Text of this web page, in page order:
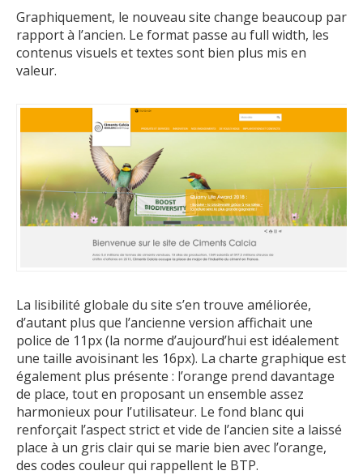
Graphiquement, le nouveau site change beaucoup par
rapport à l’ancien. Le format passe au full width, les
contenus visuels et textes sont bien plus mis en
valeur.
La lisibilité globale du site s’en trouve améliorée,
d’autant plus que l’ancienne version affichait une
police de 11px (la norme d’aujourd’hui est idéalement
une taille avoisinant les 16px). La charte graphique est
également plus présente : l’orange prend davantage
de place, tout en proposant un ensemble assez
harmonieux pour l’utilisateur. Le fond blanc qui
renforçait l’aspect strict et vide de l’ancien site a laissé
place à un gris clair qui se marie bien avec l’orange,
des codes couleur qui rappellent le BTP.